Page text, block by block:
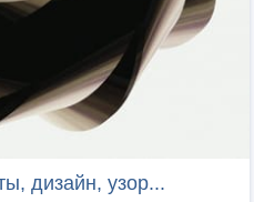
дизайн, узор...